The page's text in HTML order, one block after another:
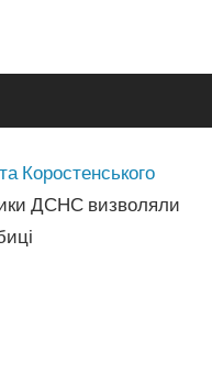
Коростенського
ДСНС визволяли